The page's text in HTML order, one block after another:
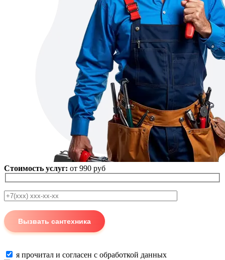
Стоимость услуг: от 990 руб
я прочитал и согласен с обработкой данных